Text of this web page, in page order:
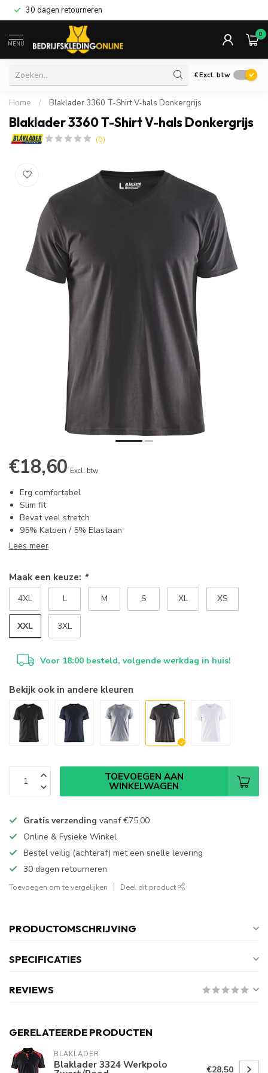
30 dagen retourneren
MENU
0
€Excl. btw
Home / Blaklader 3360 T-Shirt V-hals Donkergrijs
Blaklader 3360 T-Shirt V-hals Donkergrijs
(0)
€18,60 Excl. btw
Erg comfortabel
Slim fit
Bevat veel stretch
95% Katoen / 5% Elastaan
Lees meer
Maak een keuze: *
4XL L M S XL XS
XXL 3XL
Voor 18:00 besteld, volgende werkdag in huis!
Bekijk ook in andere kleuren
TOEVOEGEN AAN
WINKELWAGEN
Gratis verzending vanaf€75,00
Online & Fysieke Winkel
Bestel veilig (achteraf) met een snelle levering
30 dagen retourneren
Toevoegen om te vergelijken Deel dit product
PRODUCTOMSCHRIJVING
SPECIFICATIES
REVIEWS
GERELATEERDE PRODUCTEN
BLAKLADER
Blaklader 3324 Werkpolo €28,50